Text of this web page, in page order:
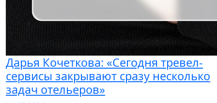
Дарья Кочеткова: «Сегодня тревел-
сервисы закрывают сразу несколько
задач отельеров»